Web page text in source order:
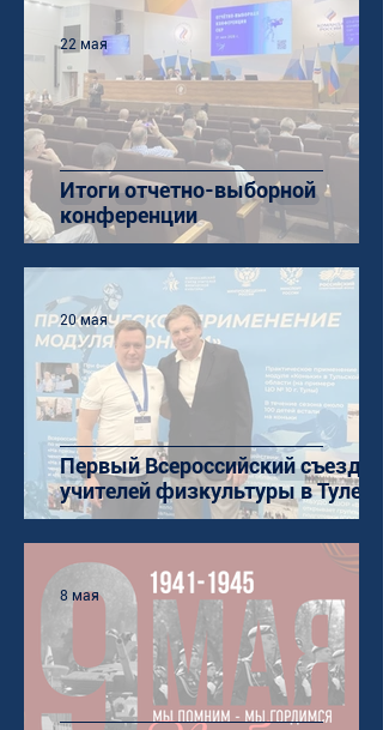
Итоги отчетно-выборной
конференции
22 мая
Первый Всероссийский съезд
учителей физкультуры в Туле
20 мая
8 мая